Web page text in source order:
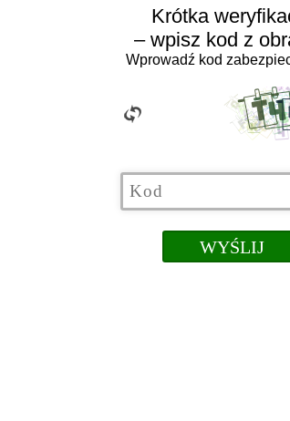
Krótka
– wpisz kod z
Wprowadź kod